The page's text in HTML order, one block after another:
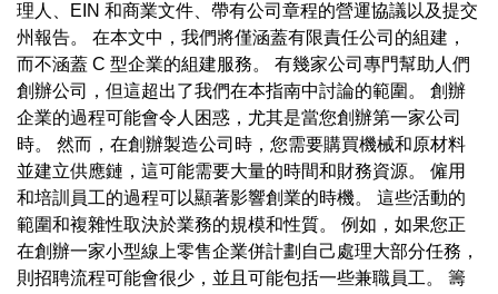
理人、EIN 和商業文件、帶有公司章程的營運協議以及提交
州報告。 在本文中，我們將僅涵蓋有限責任公司的組建，
而不涵蓋 C 型企業的組建服務。 有幾家公司專門幫助人們
創辦公司，但這超出了我們在本指南中討論的範圍。 創辦
企業的過程可能會令人困惑，尤其是當您創辦第一家公司
時。 然而，在創辦製造公司時，您需要購買機械和原材料
並建立供應鏈，這可能需要大量的時間和財務資源。 僱用
和培訓員工的過程可以顯著影響創業的時機。 這些活動的
範圍和複雜性取決於業務的規模和性質。 例如，如果您正
在創辦一家小型線上零售企業併計劃自己處理大部分任務，
則招聘流程可能會很少，並且可能包括一些兼職員工。 籌